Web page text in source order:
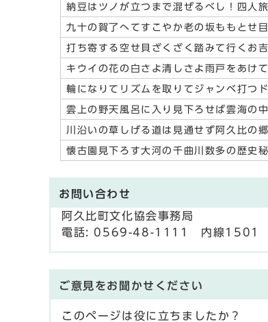
納豆はツノが立つまで混ぜるべし！四人
九十の賀了へてすこやか老の坂ももとせ
打ち寄する空せ貝ざくざく踏みて行くお
キウイの花の白さよ清しさよ雨戸をあけ
輪になりてリズムを取りてジャンベ打つ
雲上の野天風呂に入り見下ろせば雲海の
川沿いの草しげる道は見通せず阿久比の
懐古園見下ろす大河の千曲川数多の歴史
お問い合わせ
阿久比町文化協会事務局
電話: 0569-48-1111 内線1501
ご意見をお聞かせください
このページは役に立ちましたか？